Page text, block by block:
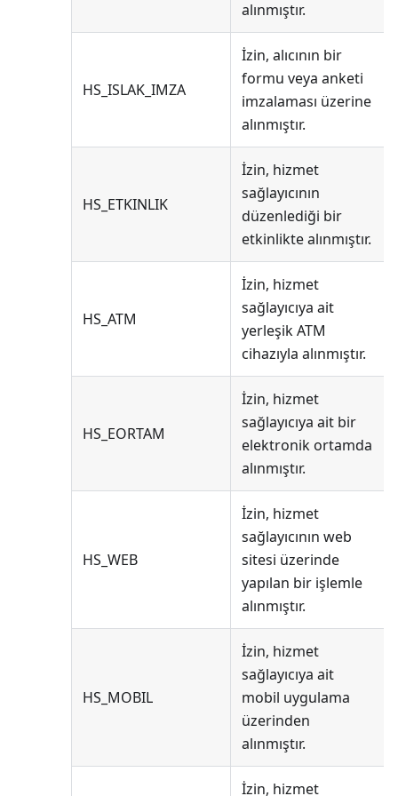
alınmıştır.
HS_ISLAK_IMZA
İzin, alıcının bir
formu veya anketi
imzalaması üzerine
alınmıştır.
HS_ETKINLIK
İzin, hizmet
sağlayıcının
düzenlediği bir
etkinlikte alınmıştır.
HS_ATM
İzin, hizmet
sağlayıcıya ait
yerleşik ATM
cihazıyla alınmıştır.
HS_EORTAM
İzin, hizmet
sağlayıcıya ait bir
elektronik ortamda
alınmıştır.
HS_WEB
İzin, hizmet
sağlayıcının web
sitesi üzerinde
yapılan bir işlemle
alınmıştır.
HS_MOBIL
İzin, hizmet
sağlayıcıya ait
mobil uygulama
üzerinden
alınmıştır.
İzin, hizmet